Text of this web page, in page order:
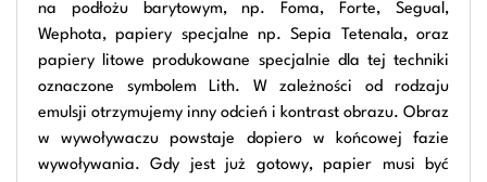
na podłożu barytowym, np. Foma, Forte, Segual,
Wephota, papiery specjalne np. Sepia Tetenala, oraz
papiery litowe produkowane specjalnie dla tej techniki
oznaczone symbolem Lith. W zależności od rodzaju
emulsji otrzymujemy inny odcień i kontrast obrazu. Obraz
w wywoływaczu powstaje dopiero w końcowej fazie
wywoływania. Gdy jest już gotowy, papier musi być